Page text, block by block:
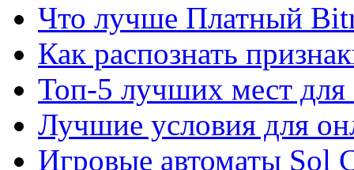
Что лучше Платный
Как распознать
Топ-5 лучших мест для
Лучшие условия для
Игровые автоматы Sol